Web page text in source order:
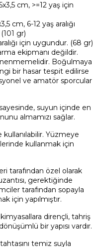
cm, >=12 yaş için
cm, 6-12 yaş aralığı
gr)
için uygundur. (68 gr)
ekipmanı değildir.
Boğulmaya
bir hasar tespit edilirse
ve amatör sporcular
suyun içinde en
almamızı sağlar.
Yüzmeye
kullanmak için
tarafından özel olarak
gerektiğinde
tarafından sopayla
için yapılmıştır.
kimyasallara dirençli, tahriş
bir yapısı vardır.
temiz suyla